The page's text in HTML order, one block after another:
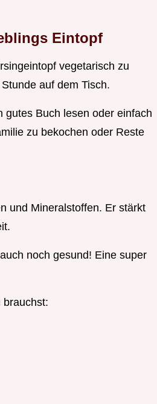
Eintopf
vegetarisch zu
auf dem Tisch.
gutes Buch lesen oder einfach
zu bekochen oder Reste
und Mineralstoffen. Er stärkt
noch gesund! Eine super
brauchst: